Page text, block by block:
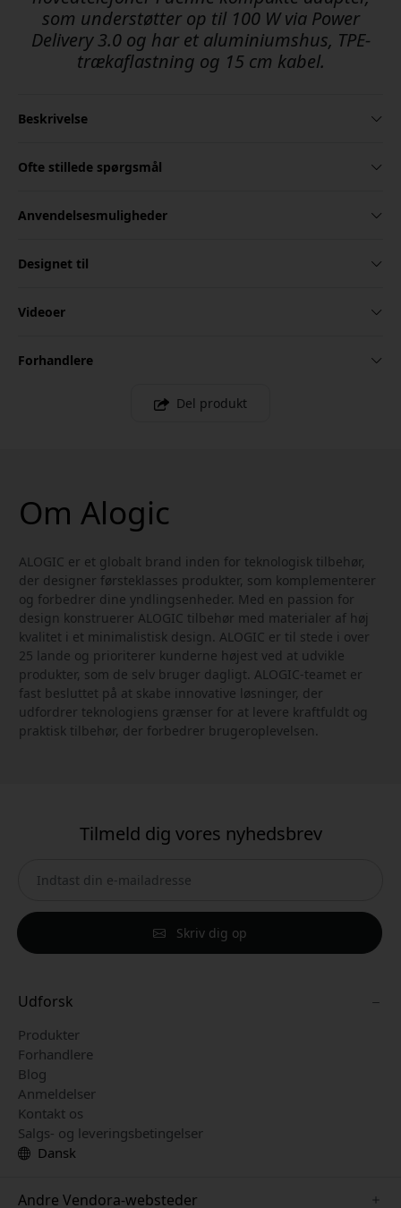
som understøtter op til 100 W via Power
Delivery 3.0 og har et aluminiumshus, TPE-
trækaflastning og 15 cm kabel.
Beskrivelse
Ofte stillede spørgsmål
Anvendelsesmuligheder
Designet til
Videoer
Forhandlere
Del produkt
Om Alogic
ALOGIC er et globalt brand inden for teknologisk tilbehør,
der designer førsteklasses produkter, som komplementerer
og forbedrer dine yndlingsenheder. Med en passion for
design konstruerer ALOGIC tilbehør med materialer af høj
kvalitet i et minimalistisk design. ALOGIC er til stede i over
25 lande og prioriterer kunderne højest ved at udvikle
produkter, som de selv bruger dagligt. ALOGIC-teamet er
fast besluttet på at skabe innovative løsninger, der
udfordrer teknologiens grænser for at levere kraftfuldt og
praktisk tilbehør, der forbedrer brugeroplevelsen.
Tilmeld dig vores nyhedsbrev
Skriv dig op
Udforsk
Produkter
Forhandlere
Blog
Anmeldelser
Kontakt os
Salgs- og leveringsbetingelser
Dansk
Andre Vendora-websteder